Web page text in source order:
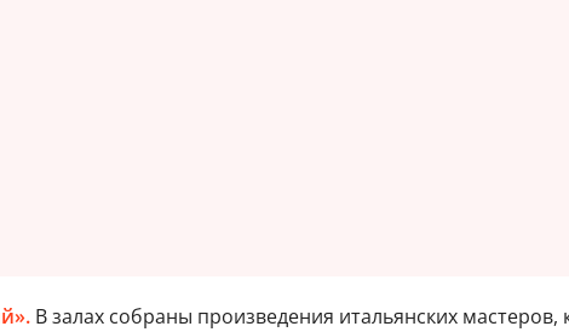
В залах собраны произведения итальянских